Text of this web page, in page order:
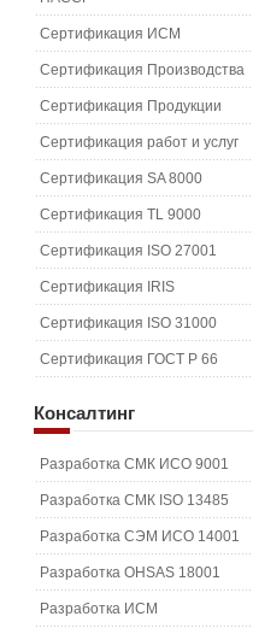
Сертификация ИСМ
Сертификация Производства
Сертификация Продукции
Сертификация работ и услуг
Сертификация SA 8000
Сертификация TL 9000
Сертификация ISO 27001
Сертификация IRIS
Сертификация ISO 31000
Сертификация ГОСТ Р 66
Консалтинг
Разработка СМК ИСО 9001
Разработка СМК ISO 13485
Разработка СЭМ ИСО 14001
Разработка OHSAS 18001
Разработка ИСМ